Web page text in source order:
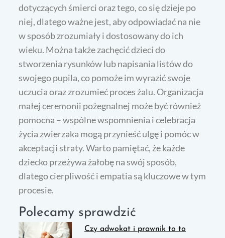
dotyczących śmierci oraz tego, co się dzieje po
niej, dlatego ważne jest, aby odpowiadać na nie
w sposób zrozumiały i dostosowany do ich
wieku. Można także zachęcić dzieci do
stworzenia rysunków lub napisania listów do
swojego pupila, co pomoże im wyrazić swoje
uczucia oraz zrozumieć proces żalu. Organizacja
małej ceremonii pożegnalnej może być również
pomocna – wspólne wspomnienia i celebracja
życia zwierzaka mogą przynieść ulgę i pomóc w
akceptacji straty. Warto pamiętać, że każde
dziecko przeżywa żałobę na swój sposób,
dlatego cierpliwość i empatia są kluczowe w tym
procesie.
Polecamy sprawdzić
Czy adwokat i prawnik to to